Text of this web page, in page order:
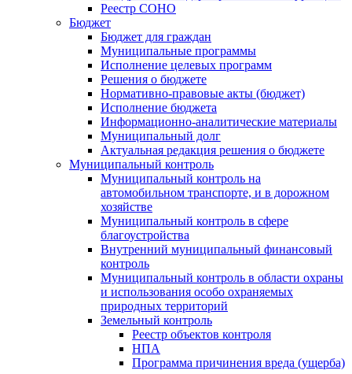
Реестр СОНО
Бюджет
Бюджет для граждан
Муниципальные программы
Исполнение целевых программ
Решения о бюджете
Нормативно-правовые акты (бюджет)
Исполнение бюджета
Информационно-аналитические материалы
Муниципальный долг
Актуальная редакция решения о бюджете
Муниципальный контроль
Муниципальный контроль на
автомобильном транспорте, и в дорожном
хозяйстве
Муниципальный контроль в сфере
благоустройства
Внутренний муниципальный финансовый
контроль
Муниципальный контроль в области охраны
и использования особо охраняемых
природных территорий
Земельный контроль
Реестр объектов контроля
НПА
Программа причинения вреда (ущерба)